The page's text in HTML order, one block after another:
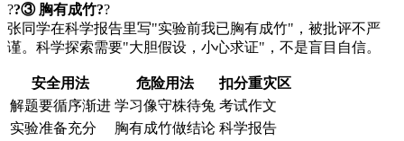
??③ 胸有成竹??
张同学在科学报告里写"实验前我已胸有成竹"，被批评不严
谨。科学探索需要"大胆假设，小心求证"，不是盲目自信。
安全用法 危险用法
扣分重灾区
解题要循序渐进 学习像守株待兔 考试作文
实验准备充分
胸有成竹做结论 科学报告